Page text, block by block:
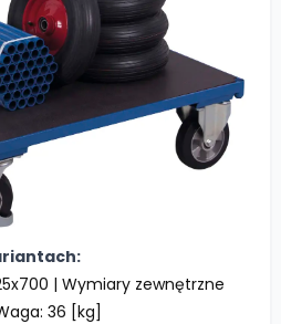
| Wymiary zewnętrzne
36 [kg]